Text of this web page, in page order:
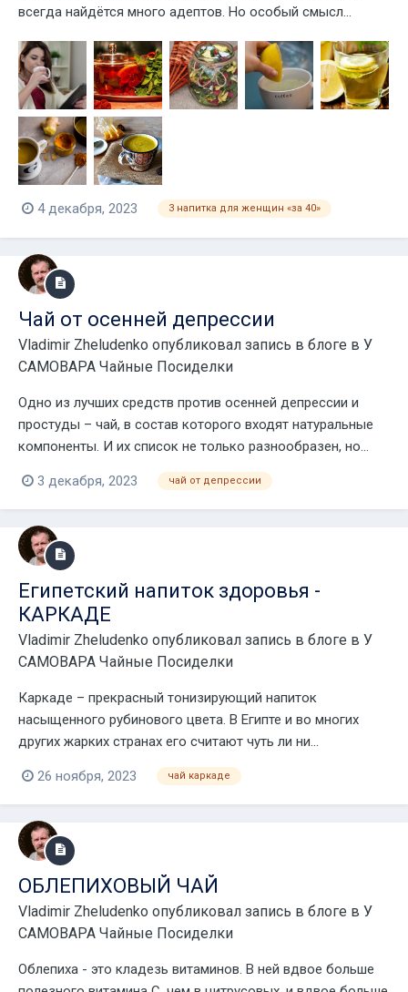
всегда найдётся много адептов. Но особый смысл...
4 декабря, 2023 3 напитка для женщин «за 40»
Чай от осенней депрессии
Vladimir Zheludenko опубликовал запись в блоге в У
САМОВАРА Чайные Посиделки
Одно из лучших средств против осенней депрессии и
простуды – чай, в состав которого входят натуральные
компоненты. И их список не только разнообразен, но...
3 декабря, 2023 чай от депрессии
Египетский напиток здоровья -
КАРКАДЕ
Vladimir Zheludenko опубликовал запись в блоге в У
САМОВАРА Чайные Посиделки
Каркаде – прекрасный тонизирующий напиток
насыщенного рубинового цвета. В Египте и во многих
других жарких странах его считают чуть ли ни...
26 ноября, 2023 чай каркаде
ОБЛЕПИХОВЫЙ ЧАЙ
Vladimir Zheludenko опубликовал запись в блоге в У
САМОВАРА Чайные Посиделки
Облепиха - это кладезь витаминов. В ней вдвое больше